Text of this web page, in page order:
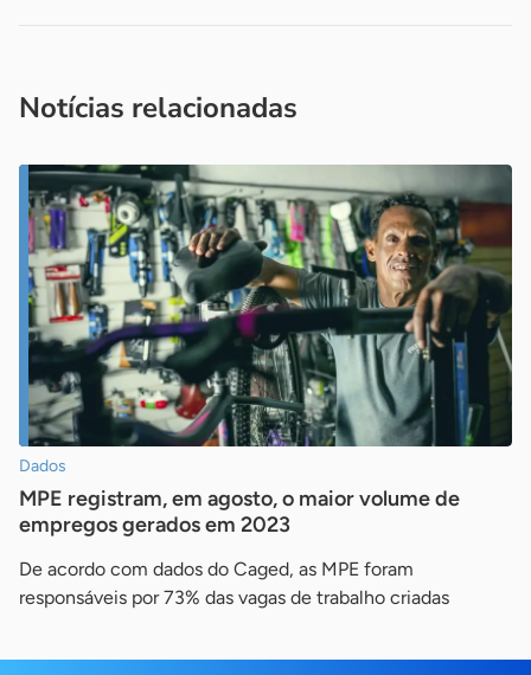
Notícias relacionadas
Dados
MPE registram, em agosto, o maior volume de
empregos gerados em 2023
De acordo com dados do Caged, as MPE foram
responsáveis por 73% das vagas de trabalho criadas